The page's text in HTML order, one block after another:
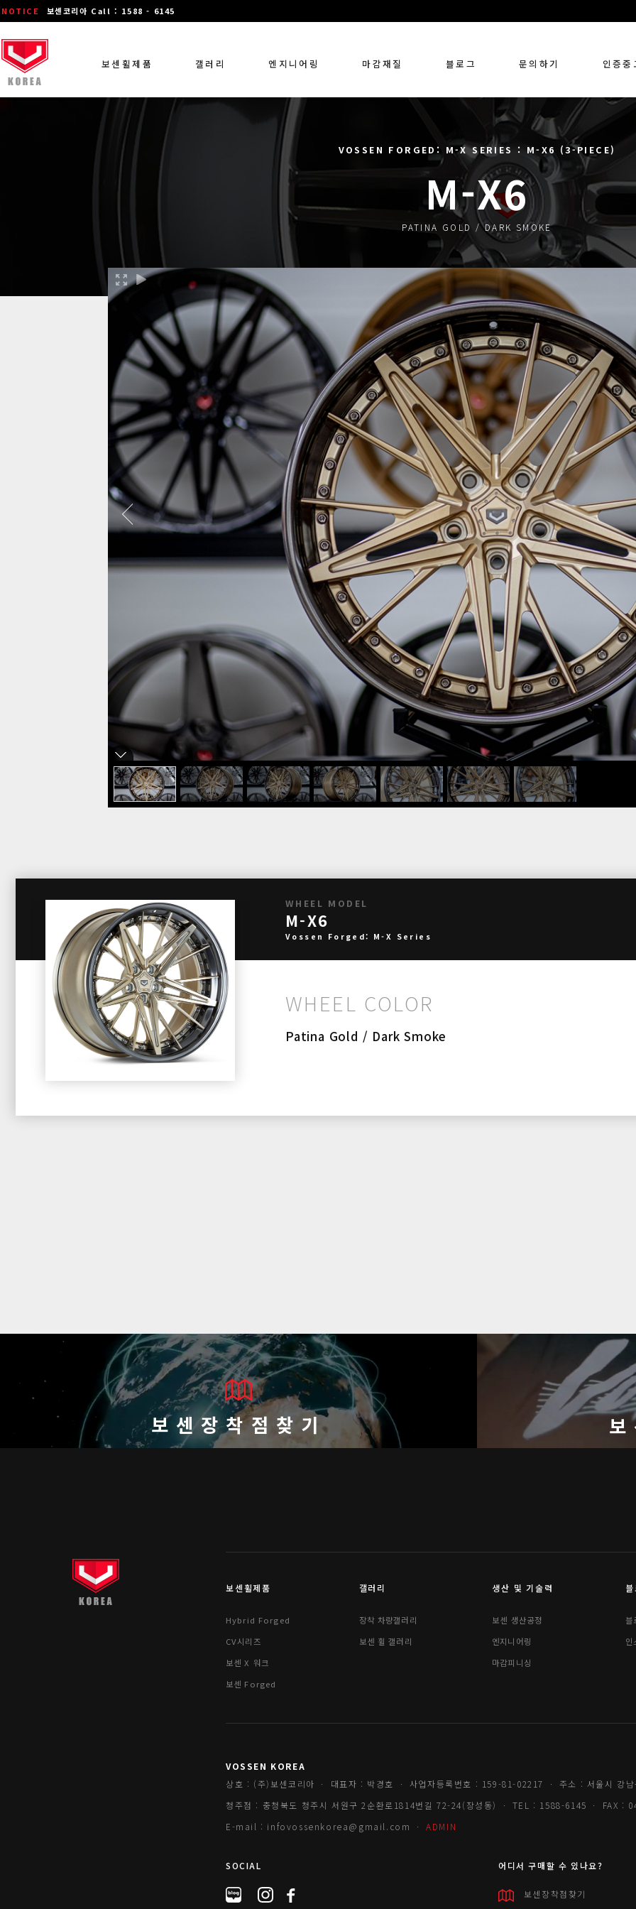
NOTICE 보센코리아 Call : 1588 - 6145
보센휠제품 갤러리 엔지니어링 마감재질 블로그 문의하기 인증
장착 차량 갤러리
보센은 약 5,000대에 달하는 자동차를 사진
으로 찍었으며, 대부분 비디오도 함께 촬영
되어 거의 대부분의 차량에서 시각화 할 수
있었습니다.
모든사진보기
랜드로버 레인지로버 아우디 Q8
캐딜락 에스컬레이드 테슬라 사이버트럭
VOSSEN FORGED: M-X SERIES : M-X6 (3-PIECE)
M-X6
PATINA GOLD / DARK SMOKE
WHEEL MODEL
M-X6
Vossen Forged: M-X Series
WHEEL COLOR
Patina Gold / Dark Smoke
보센장착점찾기
보센휠제품
Hybrid Forged
CV시리즈
보센 X 워크
보센 Forged
갤러리
장착 차량갤러리
보센 휠 갤러리
생산 및 기술력
보센 생산공정
엔지니어링
마감피니싱
블
인
VOSSEN KOREA
상호 : (주)보센코리아 ㆍ 대표자 : 박경호 ㆍ 사업자등록번호 : 159-81-02217 ㆍ 주소 : 서울시 강
청주점 : 충청북도 청주시 서원구 2순환로1814번길 72-24(장성동) ㆍ TEL : 1588-6145 ㆍ FAX :
E-mail : infovossenkorea@gmail.com ㆍADMIN
SOCIAL 어디서 구매할 수 있나요?
보센장착점찾기